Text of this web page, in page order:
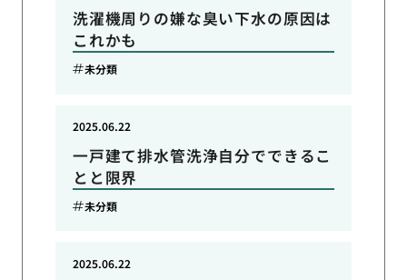
洗濯機周りの嫌な臭い下水の原因は
これかも
未分類
一戸建て排水管洗浄自分でできるこ
とと限界
2025.06.22
未分類
2025.06.22